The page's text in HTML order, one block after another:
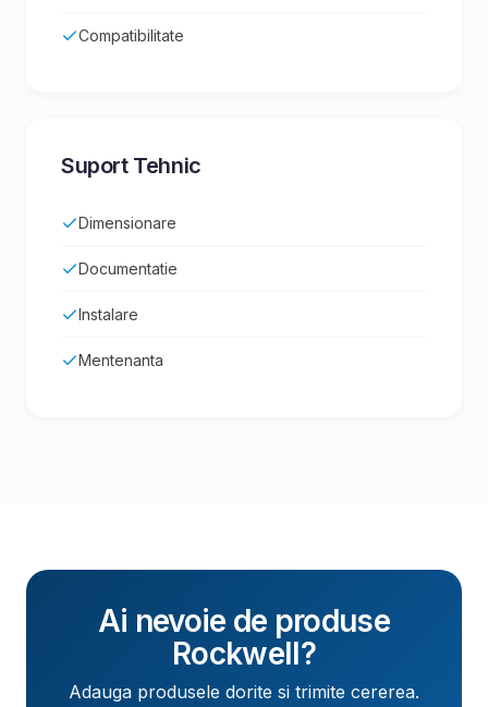
Compatibilitate
Suport Tehnic
Dimensionare
Documentatie
Instalare
Mentenanta
Ai nevoie de produse
Rockwell?
Adauga produsele dorite si trimite cererea.